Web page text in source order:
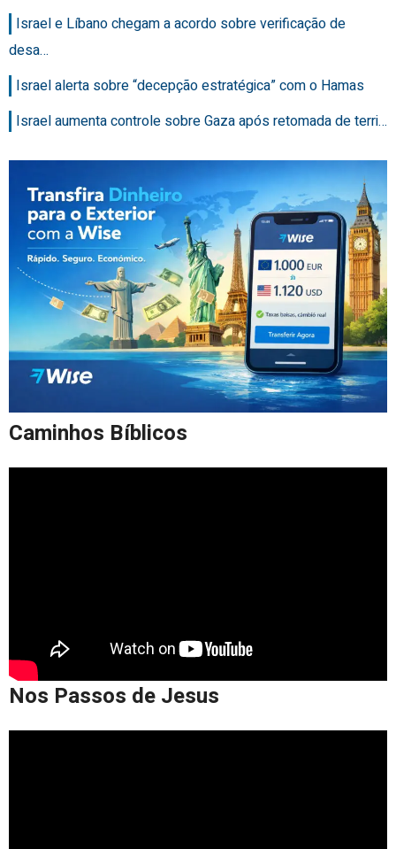
Israel e Líbano chegam a acordo sobre verificação de
desa…
Israel alerta sobre “decepção estratégica” com o Hamas
Israel aumenta controle sobre Gaza após retomada de terri…
Caminhos Bíblicos
Nos Passos de Jesus